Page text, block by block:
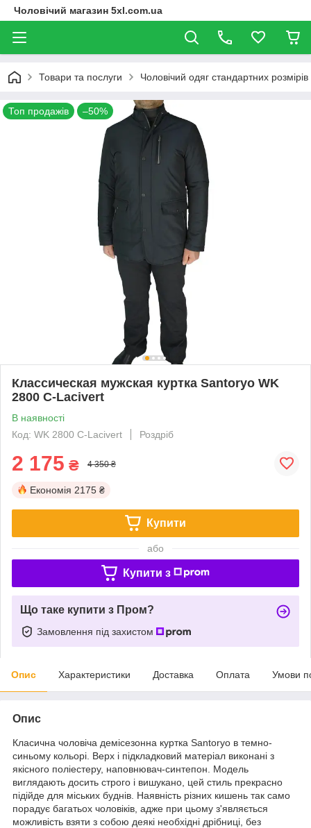
Чоловічий магазин 5xl.com.ua
Товари та послуги Чоловічий одяг стандартних розмірів
Топ продажів –50%
Классическая мужская куртка Santoryo WK
2800 C-Lacivert
В наявності
Код: WK 2800 C-Lacivert
Роздріб
2 175 ₴ 4 350 ₴
Економія 2175 ₴
Купити
або
Купити з
Що таке купити з Пром?
Замовлення під захистом
Опис Характеристики Доставка Оплата Умови
Опис
Класична чоловіча демісезонна куртка Santoryo в темно-
синьому кольорі. Верх і підкладковий матеріал виконані з
якісного поліестеру, наповнювач-синтепон. Модель
виглядають досить строго і вишукано, цей стиль прекрасно
підійде для міських буднів. Наявність різних кишень так само
порадує багатьох чоловіків, адже при цьому з'являється
можливість взяти з собою деякі необхідні дрібниці, без